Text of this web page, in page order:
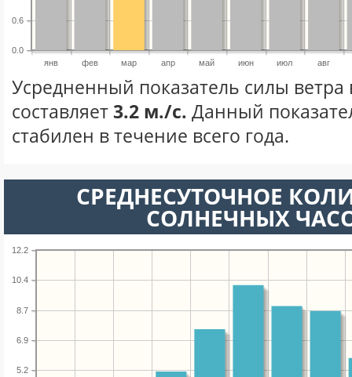
янв фев мар апр май июн июл авг
0.0
0.6
Усредненный показатель силы ветра
составляет3.2 м./с. Данный
стабилен в течение всего года.
СРЕДНЕСУТОЧНОЕ
СОЛНЕЧНЫХ
5.2
6.9
8.7
10.4
12.2